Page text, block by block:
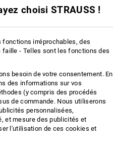
d'un fournisseur ou
virement sur compte
Strauss se
limiter les moyens de
faire, à notre choix, par
respectées,
l'émetteur de la carte
et l'émetteur de la
sans aucune
choisi STRAUSS !
fonctions irréprochables, des
faille - Telles sont les fonctions des
besoin de votre consentement. En
des informations sur vos
(y compris des procédés
de commande. Nous utiliserons
personnalisées,
et mesure des publicités et
l'utilisation de ces cookies et